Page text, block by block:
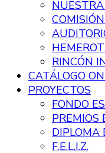
RINCÓN
CATÁLOGO
PROYECTOS
FONDO
PREMIOS
DIPLOMA
F.E.L.I.Z.